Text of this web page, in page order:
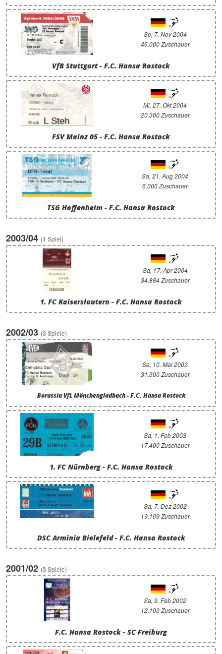
So, 7. Nov 2004
46.000 Zuschauer
VfB Stuttgart - F.C. Hansa Rostock
Mi, 27. Okt 2004
20.300 Zuschauer
FSV Mainz 05 - F.C. Hansa Rostock
Sa, 21. Aug 2004
6.000 Zuschauer
TSG Hoffenheim - F.C. Hansa Rostock
2003/04 (1 Spiel)
Sa, 17. Apr 2004
34.884 Zuschauer
1. FC Kaiserslautern - F.C. Hansa Rostock
2002/03 (3 Spiele)
Sa, 10. Mai 2003
31.300 Zuschauer
Borussia VfL Mönchengladbach - F.C. Hansa Rostock
Sa, 1. Feb 2003
17.400 Zuschauer
1. FC Nürnberg - F.C. Hansa Rostock
Sa, 7. Dez 2002
19.109 Zuschauer
DSC Arminia Bielefeld - F.C. Hansa Rostock
2001/02 (3 Spiele)
Sa, 9. Feb 2002
12.100 Zuschauer
F.C. Hansa Rostock - SC Freiburg